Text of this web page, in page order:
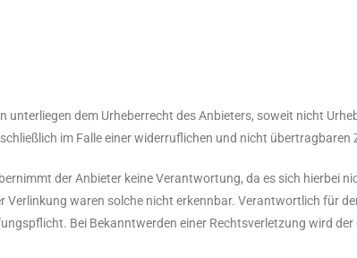
dem Urheberrecht des Anbieters, soweit nicht
im Falle einer widerruflichen und nicht
der Anbieter keine Verantwortung, da es sich hierbei
waren solche nicht erkennbar. Verantwortlich für
Bei Bekanntwerden einer Rechtsverletzung wird